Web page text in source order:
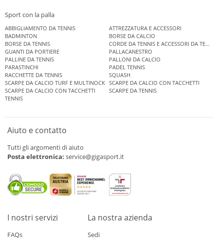
Sport con la palla
ABBIGLIAMENTO DA TENNIS
ATTREZZATURA E ACCESSORI
BADMINTON
BORSE DA CALCIO
BORSE DA TENNIS
CORDE DA TENNIS E ACCESSORI DA TENNIS
GUANTI DA PORTIERE
PALLACANESTRO
PALLINE DA TENNIS
PALLONI DA CALCIO
PARASTINCHI
PADEL TENNIS
RACCHETTE DA TENNIS
SQUASH
SCARPE DA CALCIO TURF E MULTINOCK SCARPE DA CALCIO CON TACCHETTI
SCARPE DA CALCIO CON TACCHETTI
SCARPE DA TENNIS
TENNIS
Aiuto e contatto
Tutti gli argomenti di aiuto
Posta elettronica: service@gigasport.it
I nostri servizi
FAQs
La nostra azienda
Sedi